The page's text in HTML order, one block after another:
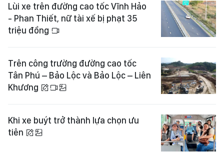
Lùi xe trên đường cao tốc Vĩnh Hảo
- Phan Thiết, nữ tài xế bị phạt 35
triệu đồng
Trên công trường đường cao tốc
Tân Phú – Bảo Lộc và Bảo Lộc – Liên
Khương
Khi xe buýt trở thành lựa chọn ưu
tiên